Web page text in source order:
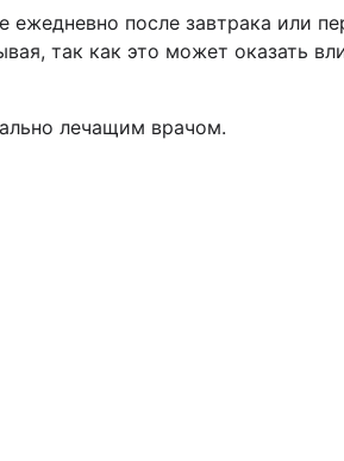
ежедневно после завтрака или
так как это может оказать
лечащим врачом.